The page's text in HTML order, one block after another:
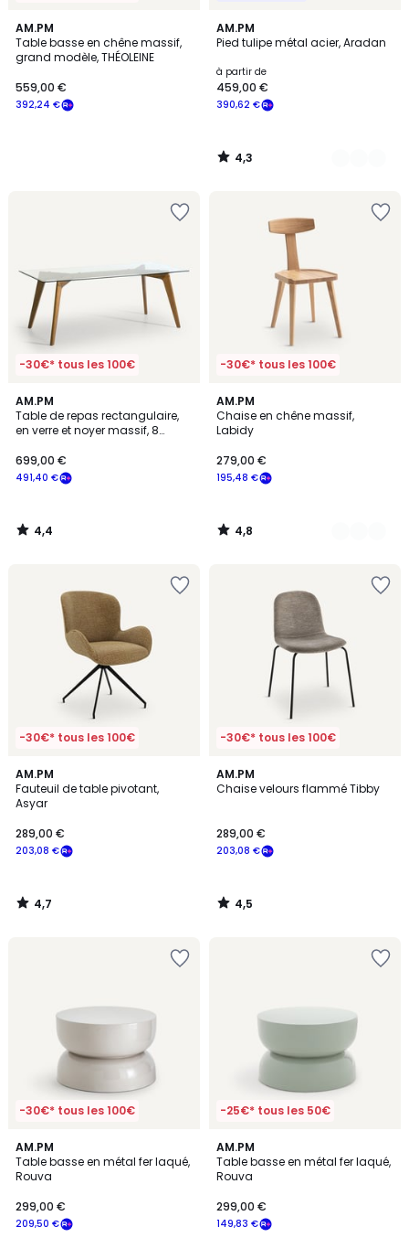
AM.PM
Table basse en chêne massif,
grand modèle, THÉOLEINE
392,24 €
559,00 €
AM.PM
Pied tulipe métal acier, Aradan
à partir de
390,62 €
459,00 €
4,3
/ 5
3
Couleurs
4,3
/
-30€* tous les 100€
AM.PM
Table de repas rectangulaire,
en verre et noyer massif, 8
491,40 €
699,00 €
4,4
/ 5
4,4
/
-30€* tous les 100€
AM.PM
Chaise en chêne massif,
Labidy
195,48 €
279,00 €
4,8
/ 5
2
Couleurs
4,8
/
-30€* tous les 100€
AM.PM
Fauteuil de table pivotant,
Asyar
203,08 €
289,00 €
4,7
/ 5
4,7
/
-30€* tous les 100€
AM.PM
Chaise velours flammé Tibby
203,08 €
289,00 €
4,5
/ 5
4,5
/
-30€* tous les 100€
AM.PM
Table basse en métal fer laqué,
Rouva
209,50 €
299,00 €
4,8
/ 5
-25€* tous les 50€
AM.PM
Table basse en métal fer laqué,
Rouva
149,83 €
299,00 €
4,8
/ 5